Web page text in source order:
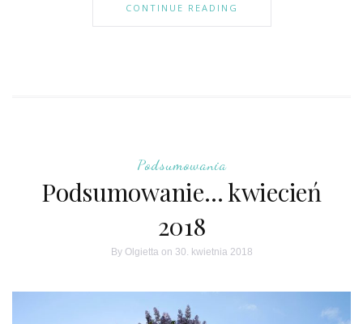
CONTINUE READING
Podsumowania
Podsumowanie… kwiecień
2018
By Olgiettaon 30. kwietnia 2018